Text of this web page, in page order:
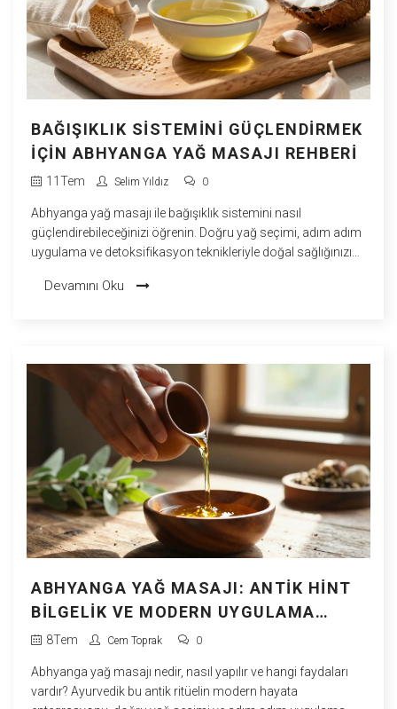
BAĞIŞIKLIK SISTEMINI GÜÇLENDIRMEK
İÇIN ABHYANGA YAĞ MASAJI REHBERI
11 Tem Selim Yıldız 0
Abhyanga yağ masajı ile bağışıklık sistemini nasıl
güçlendirebileceğinizi öğrenin. Doğru yağ seçimi, adım adım
uygulama ve detoksifikasyon teknikleriyle doğal sağlığınızı
Devamını Oku
ABHYANGA YAĞ MASAJI: ANTIK HINT
BILGELIK VE MODERN UYGULAMA
REHBERI
8Tem Cem Toprak 0
Abhyanga yağ masajı nedir, nasıl yapılır ve hangi faydaları
vardır? Ayurvedik bu antik ritüelin modern hayata